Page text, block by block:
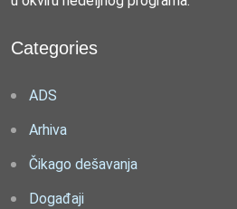
Categories
ADS
Arhiva
Čikago dešavanja
Događaji